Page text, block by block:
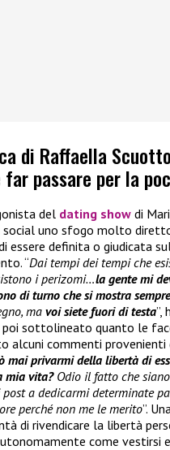
di Raffaella
passare per la
del dating show di
uno sfogo molto
essere definita o giudicata
“Dai tempi dei tempi che
i perizomi…la gente mi
di turno che si mostra
ma voi siete fuori di testa”,
poi sottolineato quanto le
alcuni commenti provenienti
mai privarmi della libertà di
mia vita? Odio il fatto che
a dedicarmi determinate
perché non me le merito”.
di rivendicare la libertà
come vestirsi